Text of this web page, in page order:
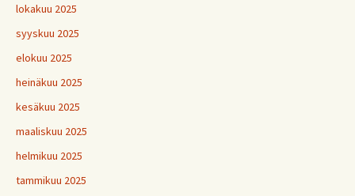
lokakuu 2025
syyskuu 2025
elokuu 2025
heinäkuu 2025
kesäkuu 2025
maaliskuu 2025
helmikuu 2025
tammikuu 2025